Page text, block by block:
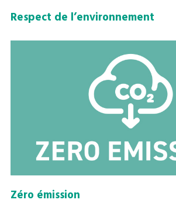
Respect de l’environnement
Zéro émission